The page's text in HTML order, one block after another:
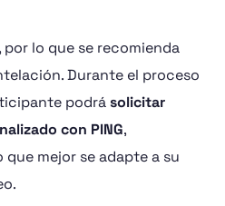
por lo que se recomienda
Durante el proceso
podrásolicitar
con PING,
mejor se adapte a su